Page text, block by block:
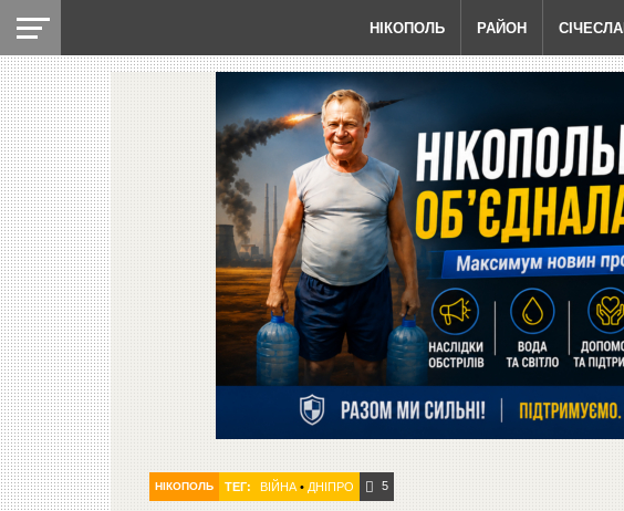
НІКОПОЛЬ РАЙОН
НІКОПОЛЬ ТЕГ: ВІЙНА• ДНІПРО 5